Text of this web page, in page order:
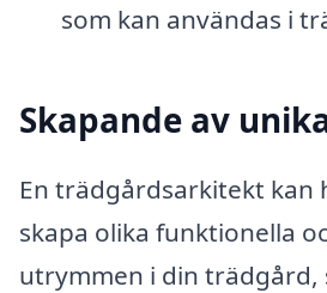
som kan användas i
Skapande av
En trädgårdsarkitekt kan
skapa olika funktionella
utrymmen i din trädgård,